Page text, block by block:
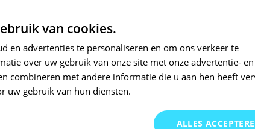
oppervlak van je auto behandel je nu zelf
blanke lak van Small Repair Systems. U dient op
zodat de kleurlak beter hecht.
u aan het juiste adres wanneer het gaat om hoge kwaliteit
met oneindig veel kleurencombinaties in ons
gemaakt en is afgevuld met professionele verf. Direct uit
dat u altijd de gewenste kleur voor uw auto bij SRS kunt
van cookies.
en advertenties te personaliseren en om ons verkeer te
over uw gebruik van onze site met onze advertentie- en
combineren met andere informatie die u aan hen heeft
uw gebruik van hun diensten.
ALLES